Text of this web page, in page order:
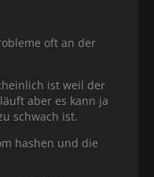
oft an der
ist weil der
aber es kann ja
schwach ist.
hashen und die